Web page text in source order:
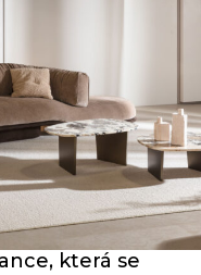
která se